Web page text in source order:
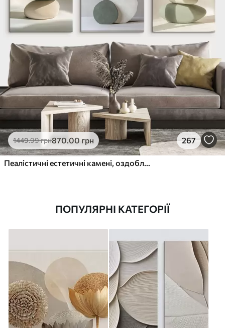
1449.99грн870.00 грн 267
Пеалістичні естетичні камені, оздоблення будинку, природне освітлення
ПОПУЛЯРНІ КАТЕГОРІЇ